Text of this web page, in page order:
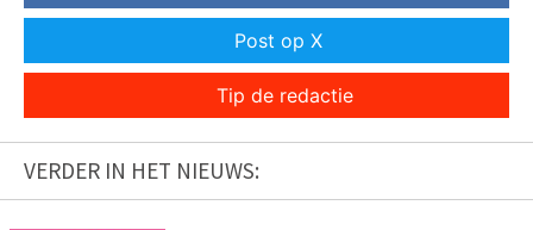
Post op X
Tip de redactie
VERDER IN HET NIEUWS: